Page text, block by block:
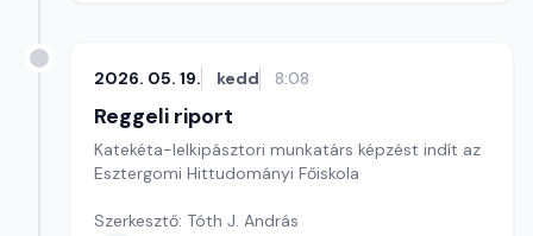
2026. 05. 19. kedd 8:08
Reggeli riport
Katekéta-lelkipásztori munkatárs képzést indít az
Esztergomi Hittudományi Főiskola
Szerkesztő: Tóth J. András